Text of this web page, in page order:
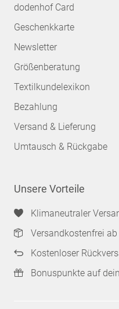
dodenhof Card
Geschenkkarte
Newsletter
Größenberatung
Textilkundelexikon
Bezahlung
Versand & Lieferung
Umtausch & Rückgabe
Unsere Vorteile
Klimaneutraler
Versandkostenfrei
Kostenloser
Bonuspunkte auf